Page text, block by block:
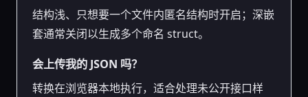
结构浅、只想要一个文件内匿名结构时开启；深嵌
套通常关闭以生成多个命名 struct。
会上传我的 JSON 吗？
转换在浏览器本地执行，适合处理未公开接口样